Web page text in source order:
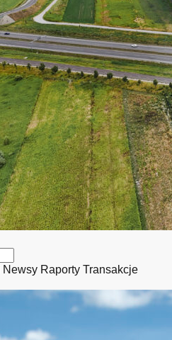
Newsy Raporty Transakcje